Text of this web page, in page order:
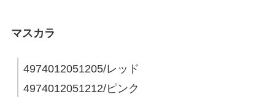
マスカラ
4974012051205/レッド
4974012051212/ピンク